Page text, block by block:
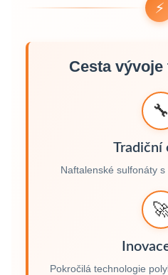
⚡
Cesta
🔧
Tradiční
Naftalenské sulfonáty
Pokročilá technologie